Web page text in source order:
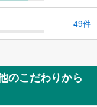
49件
のこだわりから